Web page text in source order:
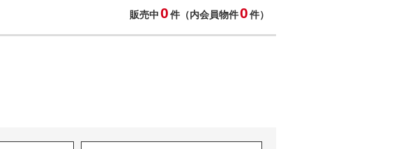
販売中0件（内会員物件0件）